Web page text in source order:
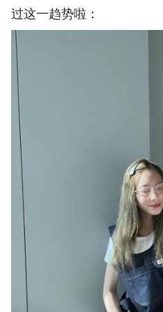
过这一趋势啦：